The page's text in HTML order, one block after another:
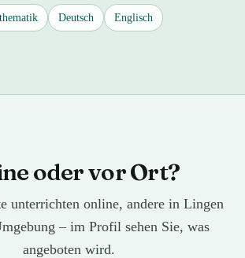
Deutsch Englisch
oder vor Ort?
unterrichten online, andere in Lingen
– im Profil sehen Sie, was
angeboten wird.